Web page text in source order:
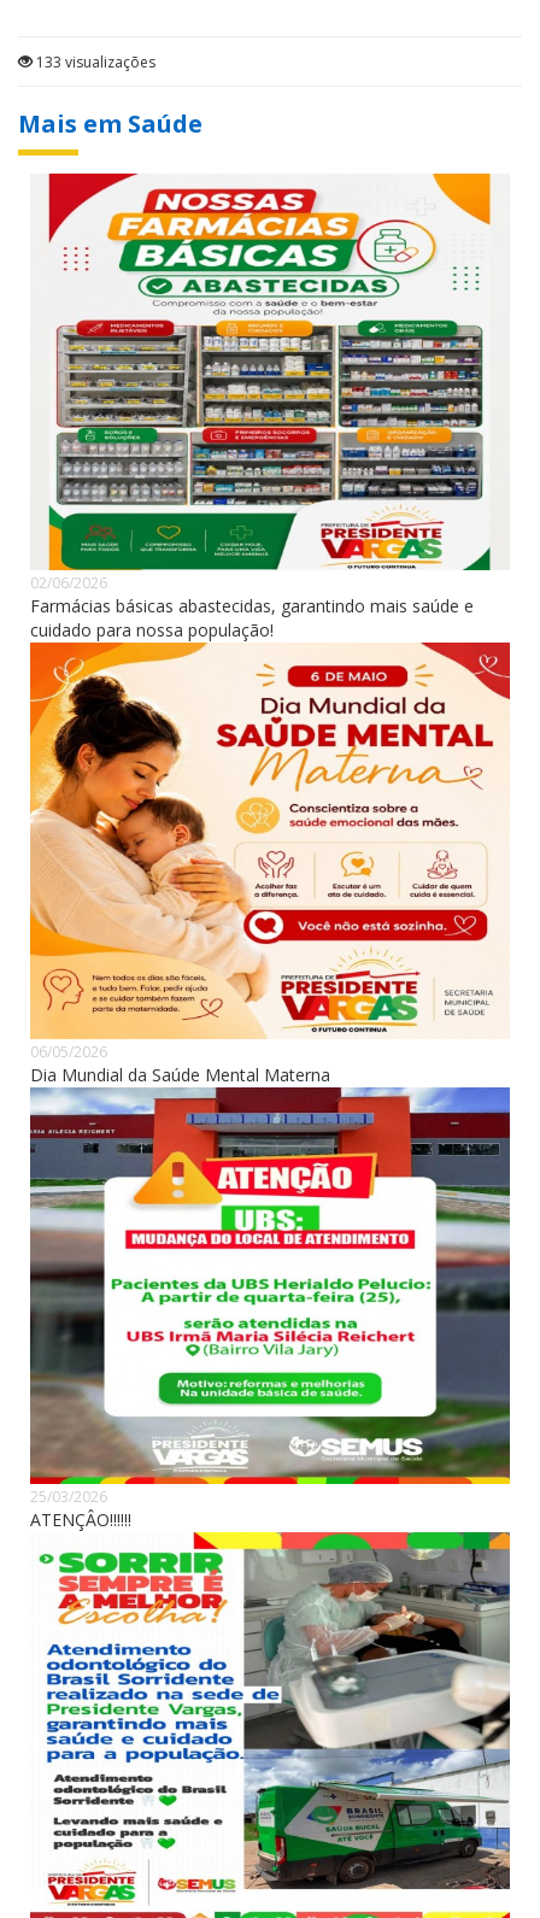
133 visualizações
Mais em Saúde
02/06/2026
Farmácias básicas abastecidas, garantindo mais saúde e
cuidado para nossa população!
06/05/2026
Dia Mundial da Saúde Mental Materna
25/03/2026
ATENÇÂO!!!!!!